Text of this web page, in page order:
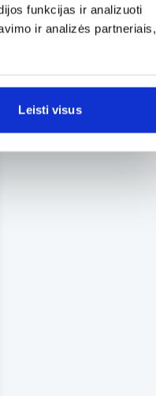
funkcijas ir analizuoti
ir analizės partneriais,
Leisti visus